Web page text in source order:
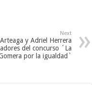
Next
y Adriel Herrera
del concurso ´La
por la igualdad`